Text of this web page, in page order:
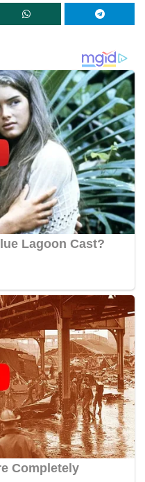
kepada balai polis
yang diperlukan.
polis di Ibu Pejabat
3 November 2016,
dan maklumat
dakwa kenyataan
Bersih 2.0 menegaskan
5 di Kuala Lumpur
Maybank (Jalan
10 pukul sebelum
kerana kami
Dataran Merdeka. Kami
turun ke jalan raya,”
2.0.
Abu Bakar semalam
Bersih 5 yang
anti kerajaan di ibu
semua syarat
satu kenyataan yang